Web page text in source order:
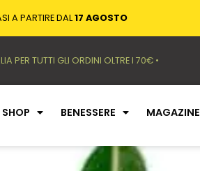
A PARTIRE DAL17 AGOSTO
PER TUTTI GLI ORDINI OLTRE I 70€ •
SHOP BENESSERE MAGAZINE